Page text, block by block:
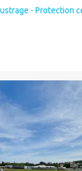
- Protection